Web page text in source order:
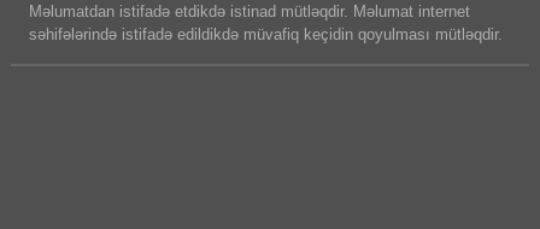
Məlumatdan istifadə etdikdə istinad mütləqdir. Məlumat internet
səhifələrində istifadə edildikdə müvafiq keçidin qoyulması mütləqdir.